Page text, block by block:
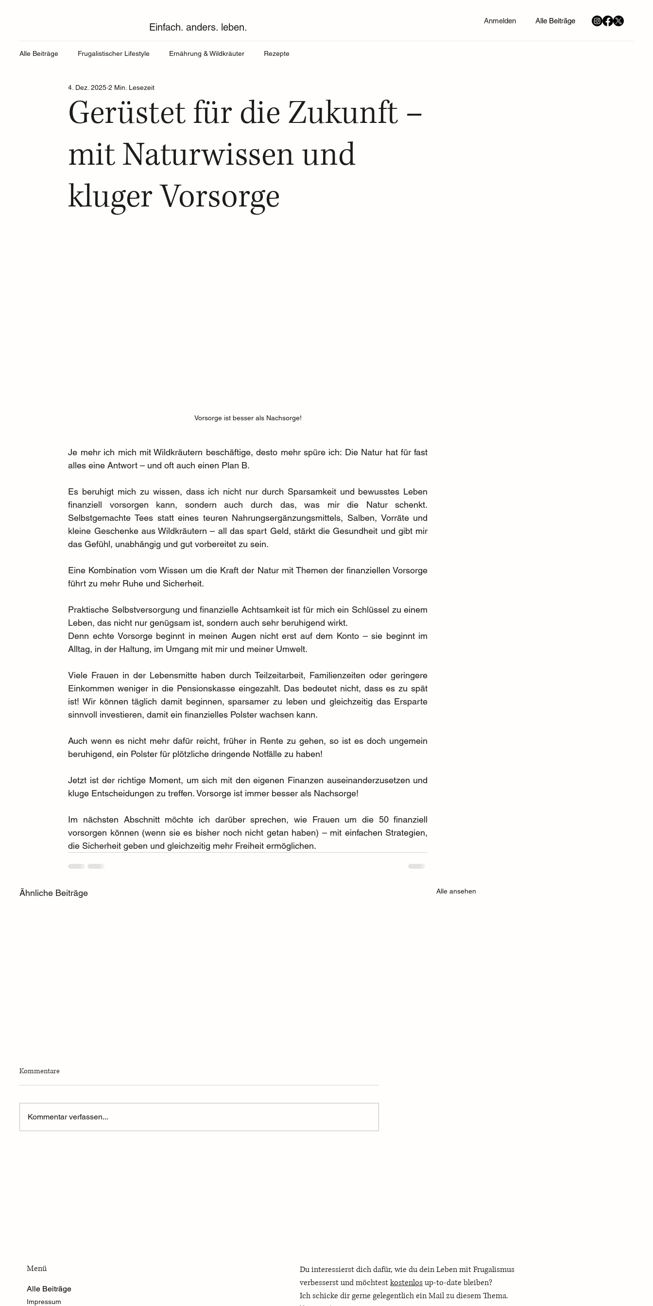
Einfach. anders. leben.
Anmelden Alle Beiträge
Alle Beiträge Frugalistischer Lifestyle Ernährung & Wildkräuter Rezepte
Gerüstet für die Zukunft –
mit Naturwissen und
kluger Vorsorge
4. Dez. 2025 2 Min. Lesezeit
Vorsorge ist besser als Nachsorge!
Je mehr ich mich mit Wildkräutern beschäftige, desto mehr spüre ich: Die Natur hat für fast
alles eine Antwort – und oft auch einen Plan B.
Es beruhigt mich zu wissen, dass ich nicht nur durch Sparsamkeit und bewusstes Leben
finanziell vorsorgen kann, sondern auch durch das, was mir die Natur schenkt.
Selbstgemachte Tees statt eines teuren Nahrungsergänzungsmittels, Salben, Vorräte und
kleine Geschenke aus Wildkräutern – all das spart Geld, stärkt die Gesundheit und gibt mir
das Gefühl, unabhängig und gut vorbereitet zu sein.
Eine Kombination vom Wissen um die Kraft der Natur mit Themen der finanziellen Vorsorge
führt zu mehr Ruhe und Sicherheit.
Praktische Selbstversorgung und finanzielle Achtsamkeit ist für mich ein Schlüssel zu einem
Leben, das nicht nur genügsam ist, sondern auch sehr beruhigend wirkt.
Denn echte Vorsorge beginnt in meinen Augen nicht erst auf dem Konto – sie beginnt im
Alltag, in der Haltung, im Umgang mit mir und meiner Umwelt.
Viele Frauen in der Lebensmitte haben durch Teilzeitarbeit, Familienzeiten oder geringere
Einkommen weniger in die Pensionskasse eingezahlt. Das bedeutet nicht, dass es zu spät
ist! Wir können täglich damit beginnen, sparsamer zu leben und gleichzeitig das Ersparte
sinnvoll investieren, damit ein finanzielles Polster wachsen kann.
Auch wenn es nicht mehr dafür reicht, früher in Rente zu gehen, so ist es doch ungemein
beruhigend, ein Polster für plötzliche dringende Notfälle zu haben!
Jetzt ist der richtige Moment, um sich mit den eigenen Finanzen auseinanderzusetzen und
kluge Entscheidungen zu treffen. Vorsorge ist immer besser als Nachsorge!
Im nächsten Abschnitt möchte ich darüber sprechen, wie Frauen um die 50 finanziell
vorsorgen können (wenn sie es bisher noch nicht getan haben) – mit einfachen Strategien,
die Sicherheit geben und gleichzeitig mehr Freiheit ermöglichen.
Ähnliche Beiträge Alle ansehen
Kommentare
Kommentar verfassen...
Menü
Alle Beiträge
Impressum
Du interessierst dich dafür, wie du dein Leben mit Frugalismus
verbesserst und möchtest kostenlos
Ich schicke dir gerne gelegentlich ein Mail zu diesem Thema.